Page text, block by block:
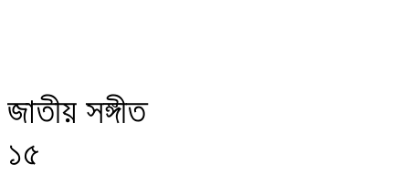
জাতীয় সঙ্গীত
১৫